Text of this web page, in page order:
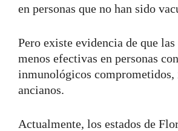
en personas que no han sido
Pero existe evidencia de que las
menos efectivas en personas
inmunológicos
ancianos.
Actualmente, los estados de